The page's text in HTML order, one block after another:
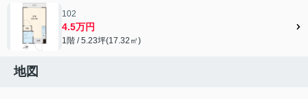
102
4.5万円
1階 / 5.23坪(17.32㎡)
地図